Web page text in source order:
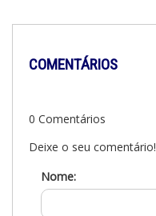
COMENTÁRIOS
0 Comentários
Deixe o seu comentário!
Nome: